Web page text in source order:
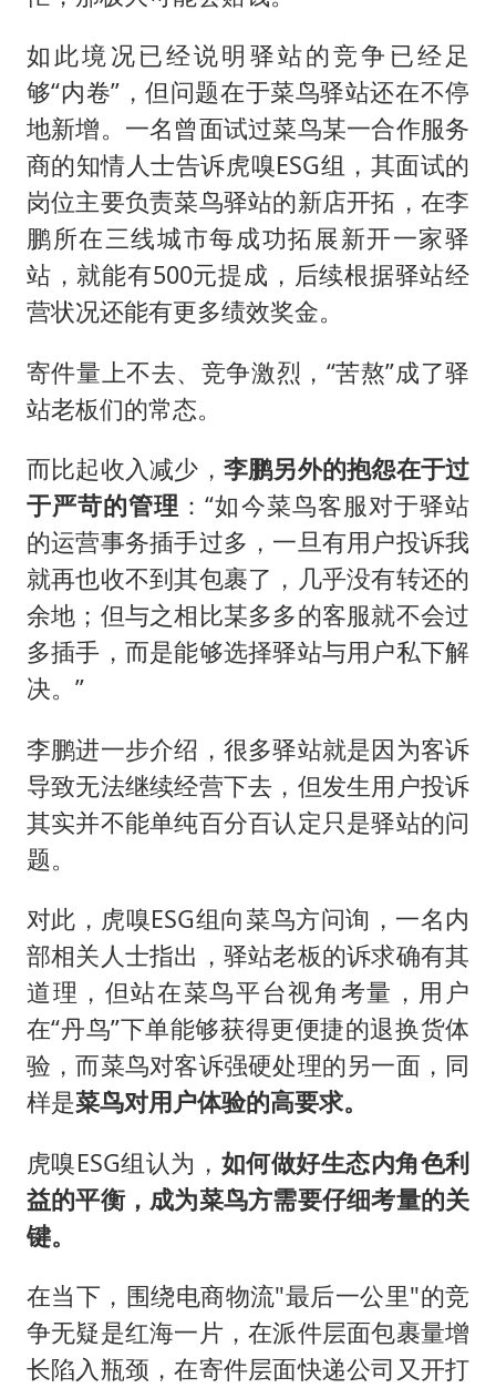
如此境况已经说明驿站的竞争已经足
够“内卷”，但问题在于菜鸟驿站还在不停
地新增。一名曾面试过菜鸟某一合作服务
商的知情人士告诉虎嗅ESG组，其面试的
岗位主要负责菜鸟驿站的新店开拓，在李
鹏所在三线城市每成功拓展新开一家驿
站，就能有500元提成，后续根据驿站经
营状况还能有更多绩效奖金。
寄件量上不去、竞争激烈，“苦熬”成了驿
站老板们的常态。
而比起收入减少， 李鹏另外的抱怨在于过
于严苛的管理 ：“如今菜鸟客服对于驿站
的运营事务插手过多，一旦有用户投诉我
就再也收不到其包裹了，几乎没有转还的
余地；但与之相比某多多的客服就不会过
多插手，而是能够选择驿站与用户私下解
决。”
李鹏进一步介绍，很多驿站就是因为客诉
导致无法继续经营下去，但发生用户投诉
其实并不能单纯百分百认定只是驿站的问
题。
对此，虎嗅ESG组向菜鸟方问询，一名内
部相关人士指出，驿站老板的诉求确有其
道理，但站在菜鸟平台视角考量，用户
在“丹鸟”下单能够获得更便捷的退换货体
验，而菜鸟对客诉强硬处理的另一面，同
样是菜鸟对用户体验的高要求。
虎嗅ESG组认为， 如何做好生态内角色利
益的平衡，成为菜鸟方需要仔细考量的关
键。
在当下，围绕电商物流"最后一公里"的竞
争无疑是红海一片，在派件层面包裹量增
长陷入瓶颈，在寄件层面快递公司又开打